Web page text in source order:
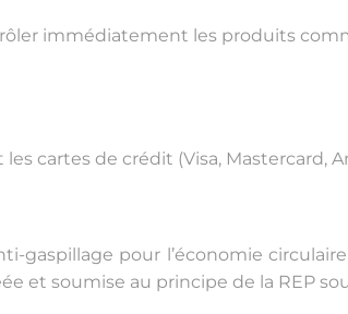
immédiatement les produits
cartes de crédit (Visa, Mastercard,
gaspillage pour l’économie
et soumise au principe de la REP